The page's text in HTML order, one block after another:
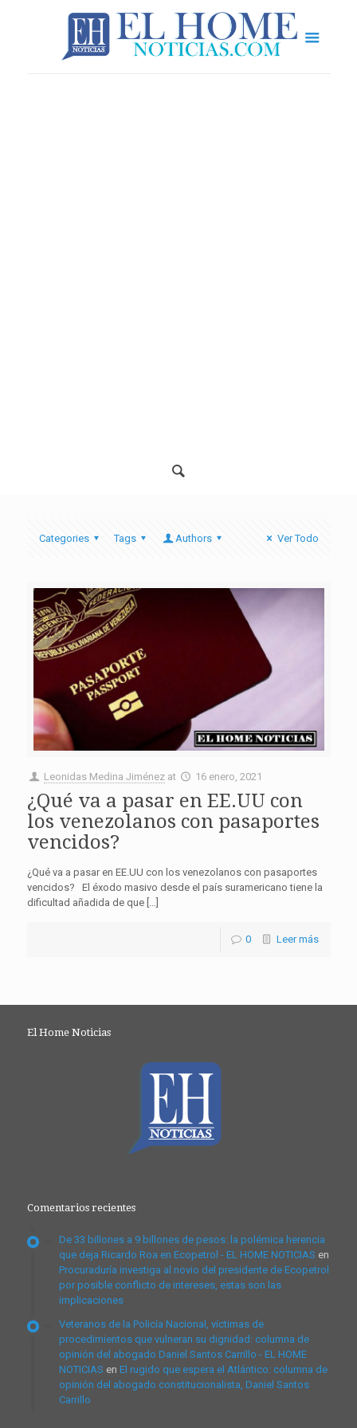
Categories Tags Authors Ver Todo
Leonidas Medina Jiménez at 16 enero, 2021
¿Qué va a pasar en EE.UU con
los venezolanos con pasaportes
vencidos?
¿Qué va a pasar en EE.UU con los venezolanos con pasaportes
vencidos? El éxodo masivo desde el país suramericano tiene la
dificultad añadida de que […]
0 Leer más
El Home Noticias
Comentarios recientes
De 33 billones a 9 billones de pesos: la polémica herencia
que deja Ricardo Roa en Ecopetrol - EL HOME NOTICIAS en
Procuraduría investiga al novio del presidente de Ecopetrol
por posible conflicto de intereses, estas son las
implicaciones
Veteranos de la Policía Nacional, víctimas de
procedimientos que vulneran su dignidad: columna de
opinión del abogado Daniel Santos Carrillo - EL HOME
NOTICIAS en El rugido que espera el Atlántico: columna de
opinión del abogado constitucionalista, Daniel Santos
Carrillo